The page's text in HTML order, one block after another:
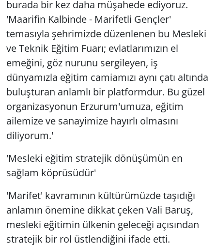
burada bir kez daha müşahede ediyoruz.
'Maarifin Kalbinde - Marifetli Gençler'
temasıyla şehrimizde düzenlenen bu Mesleki
ve Teknik Eğitim Fuarı; evlatlarımızın el
emeğini, göz nurunu sergileyen, iş
dünyamızla eğitim camiamızı aynı çatı altında
buluşturan anlamlı bir platformdur. Bu güzel
organizasyonun Erzurum'umuza, eğitim
ailemize ve sanayimize hayırlı olmasını
diliyorum.'
'Mesleki eğitim stratejik dönüşümün en
sağlam köprüsüdür'
'Marifet' kavramının kültürümüzde taşıdığı
anlamın önemine dikkat çeken Vali Baruş,
mesleki eğitimin ülkenin geleceği açısından
stratejik bir rol üstlendiğini ifade etti.